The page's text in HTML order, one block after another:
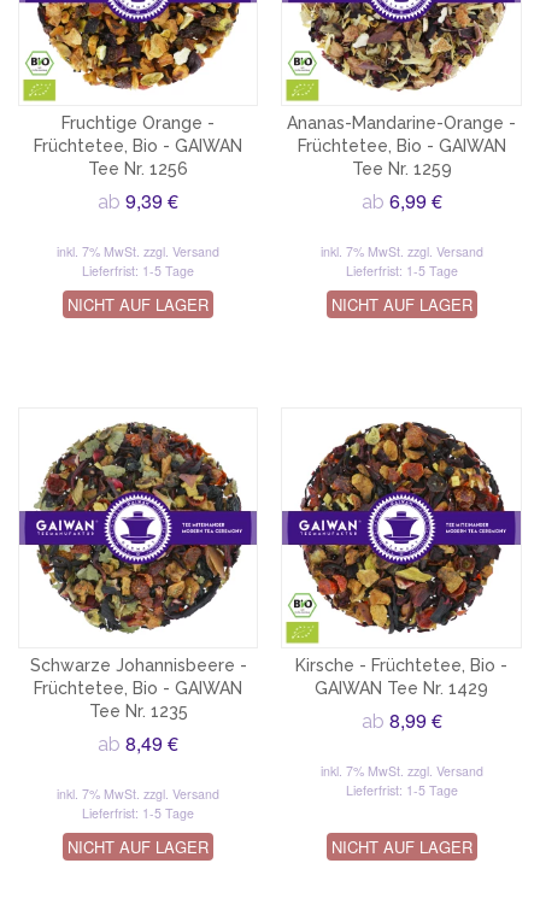
Fruchtige Orange -
Früchtetee, Bio - GAIWAN
Tee Nr. 1256
ab9,39 €
inkl. 7% MwSt.zzgl. Versand
Lieferfrist: 1-5 Tage
NICHT AUF LAGER
Ananas-Mandarine-Orange -
Früchtetee, Bio - GAIWAN
Tee Nr. 1259
ab 6,99 €
inkl. 7% MwSt. zzgl. Versand
Lieferfrist: 1-5 Tage
NICHT AUF LAGER
Schwarze Johannisbeere -
Früchtetee, Bio - GAIWAN
Tee Nr. 1235
ab8,49 €
inkl. 7% MwSt.zzgl. Versand
Lieferfrist: 1-5 Tage
NICHT AUF LAGER
Kirsche - Früchtetee, Bio -
GAIWAN Tee Nr. 1429
ab 8,99 €
inkl. 7% MwSt. zzgl. Versand
Lieferfrist: 1-5 Tage
NICHT AUF LAGER